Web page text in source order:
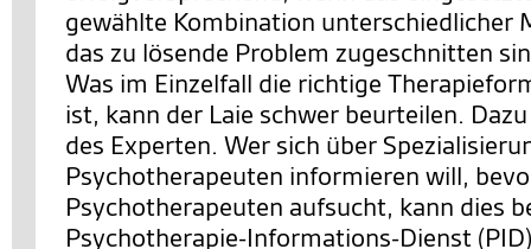
gewählte Kombination unterschiedlicher
das zu lösende Problem zugeschnitten
Was im Einzelfall die richtige
ist, kann der Laie schwer beurteilen.
des Experten. Wer sich über
Psychotherapeuten informieren will,
Psychotherapeuten aufsucht, kann dies
Psychotherapie-Informations-Dienst